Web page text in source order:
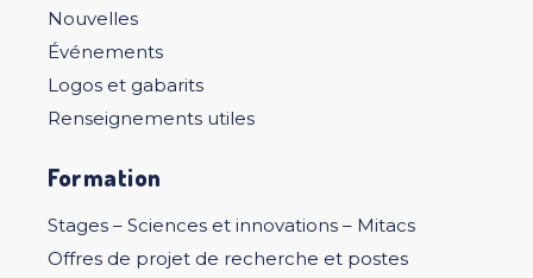
Nouvelles
Événements
Logos et gabarits
Renseignements utiles
Formation
Stages – Sciences et innovations – Mitacs
Offres de projet de recherche et postes